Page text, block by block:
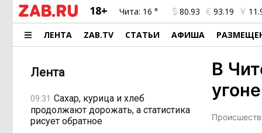
18+ Чита: 16 ° 80.93 93.19
ЛЕНТА ZAB.TV СТАТЬИ АФИША
Лента
09:31 Сахар, курица и хлеб
продолжают дорожать, а статистика
рисует обратное
В